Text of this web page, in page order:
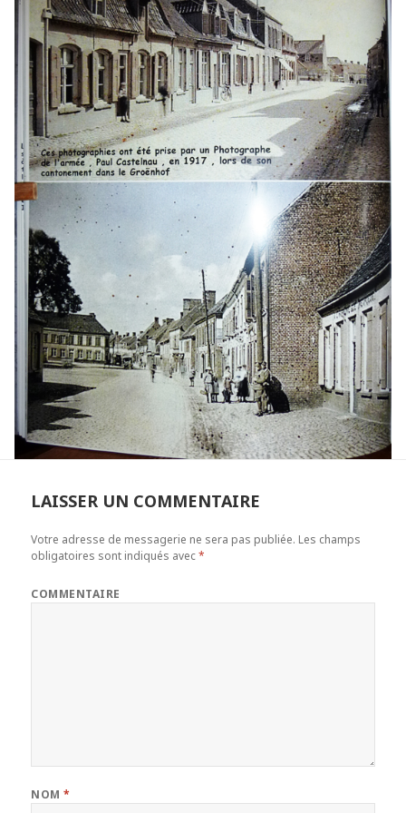
LAISSER UN COMMENTAIRE
Votre adresse de messagerie ne sera pas publiée. Les champs
obligatoires sont indiqués avec*
COMMENTAIRE
NOM*